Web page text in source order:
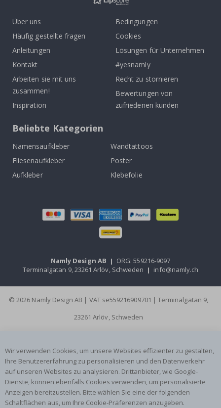
Über uns
Häufig gestellte fragen
Anleitungen
Kontakt
Arbeiten sie mit uns
zusammen!
Inspiration
Bedingungen
Cookies
Lösungen für Unternehmen
#yesnamly
Recht zu stornieren
Bewertungen von
zufriedenen kunden
Beliebte Kategorien
Namensaufkleber
Wandtattoos
Fliesenaufkleber
Poster
Aufkleber
Klebefolie
Namly Design AB | ORG: 559216-9097
Terminalgatan 9, 23261 Arlöv, Schweden | info@namly.ch
© 2026 Namly Design AB | VAT se559216909701 | Terminalgatan 9,
23261 Arlöv, Schweden
Wir verwenden Cookies, um unsere Websites effizienter zu gestalten,
Ihre Benutzererfahrung zu personalisieren und den Datenverkehr
auf unseren Websites zu analysieren. Drittanbieter, wie Google-
Dienste, können ebenfalls Cookies verwenden, um personalisierte
Anzeigen bereitzustellen. Bitte wählen Sie eine der folgenden
Schaltflächen aus, um Ihre Cookie-Präferenzen anzugeben.